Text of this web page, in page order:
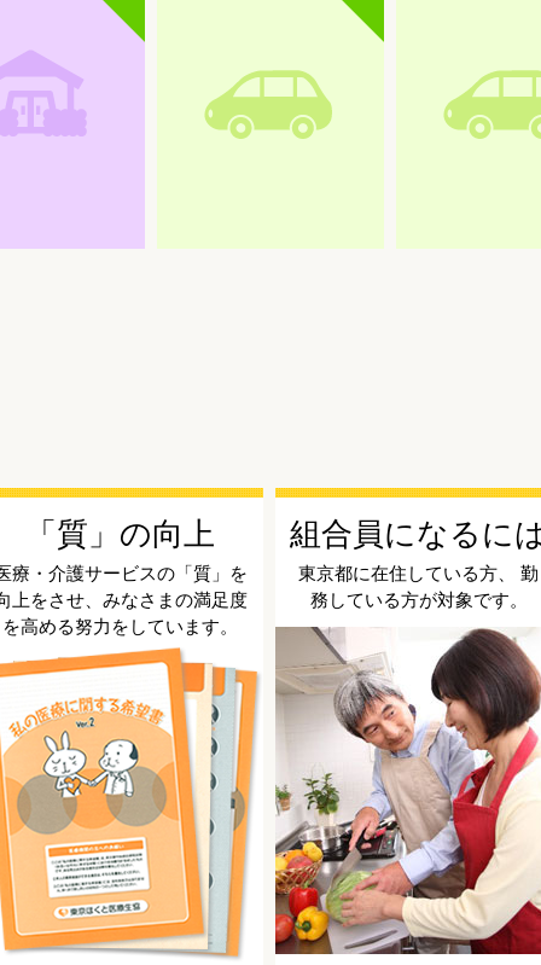
「質」の向上
療・介護サービスの「質」を
上をさせ、みなさまの満足度
を高める努力をしています。
組合員になるに
東京都に在住している方、 勤
務している方が対象です。